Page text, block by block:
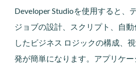
Developer Studioを使用すると、
ジョブの設計、スクリプト、自
したビジネス ロジックの構成、
発が簡単になります。アプリケ